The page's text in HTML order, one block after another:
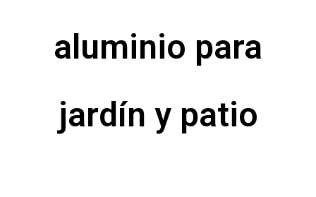
aluminio para
jardín y patio